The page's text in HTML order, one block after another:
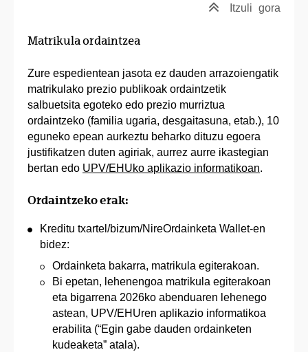
Itzuli gora
Matrikula ordaintzea
Zure espedientean jasota ez dauden arrazoiengatik
matrikulako prezio publikoak ordaintzetik
salbuetsita egoteko edo prezio murriztua
ordaintzeko (familia ugaria, desgaitasuna, etab.), 10
eguneko epean aurkeztu beharko dituzu egoera
justifikatzen duten agiriak, aurrez aurre ikastegian
bertan edo UPV/EHUko aplikazio informatikoan.
Ordaintzeko erak:
Kreditu txartel/bizum/NireOrdainketa Wallet-en
bidez:
Ordainketa bakarra, matrikula egiterakoan.
Bi epetan, lehenengoa matrikula egiterakoan
eta bigarrena 2026ko abenduaren lehenego
astean, UPV/EHUren aplikazio informatikoa
erabilita (“Egin gabe dauden ordainketen
kudeaketa” atala).